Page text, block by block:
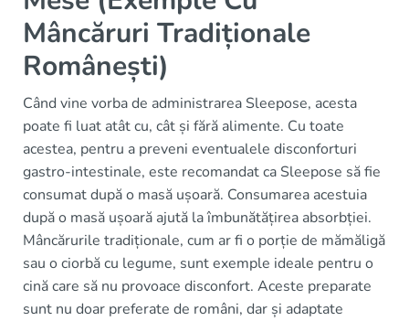
Mâncăruri Tradiționale
Românești)
Când vine vorba de administrarea Sleepose, acesta
poate fi luat atât cu, cât și fără alimente. Cu toate
acestea, pentru a preveni eventualele disconforturi
gastro-intestinale, este recomandat ca Sleepose să fie
consumat după o masă ușoară. Consumarea acestuia
după o masă ușoară ajută la îmbunătățirea absorbției.
Mâncărurile tradiționale, cum ar fi o porție de mămăligă
sau o ciorbă cu legume, sunt exemple ideale pentru o
cină care să nu provoace disconfort. Aceste preparate
sunt nu doar preferate de români, dar și adaptate